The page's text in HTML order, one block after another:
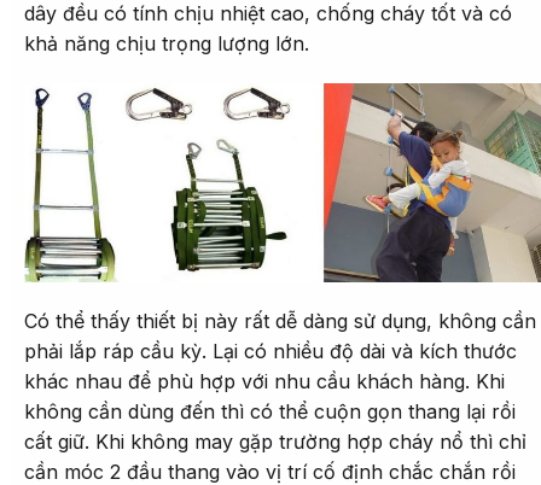
dây đều có tính chịu nhiệt cao, chống cháy tốt và có
khả năng chịu trọng lượng lớn.
Có thể thấy thiết bị này rất dễ dàng sử dụng, không cần
phải lắp ráp cầu kỳ. Lại có nhiều độ dài và kích thước
khác nhau để phù hợp với nhu cầu khách hàng. Khi
không cần dùng đến thì có thể cuộn gọn thang lại rồi
cất giữ. Khi không may gặp trường hợp cháy nổ thì chỉ
cần móc 2 đầu thang vào vị trí cố định chắc chắn rồi